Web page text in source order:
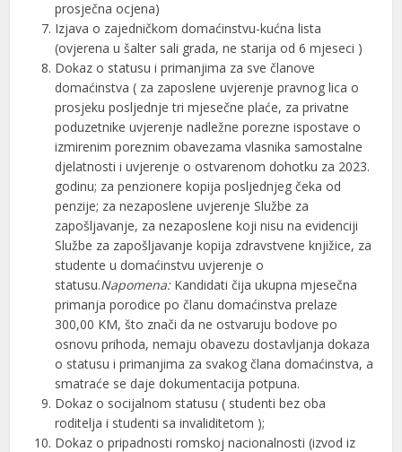
prosječna ocjena)
Izjava o zajedničkom domaćinstvu-kućna lista
(ovjerena u šalter sali grada, ne starija od 6 mjeseci )
Dokaz o statusu i primanjima za sve članove
domaćinstva ( za zaposlene uvjerenje pravnog lica o
prosjeku posljednje tri mjesečne plaće, za privatne
poduzetnike uvjerenje nadležne porezne ispostave o
izmirenim poreznim obavezama vlasnika samostalne
djelatnosti i uvjerenje o ostvarenom dohotku za 2023.
godinu; za penzionere kopija posljednjeg čeka od
penzije; za nezaposlene uvjerenje Službe za
zapošljavanje, za nezaposlene koji nisu na evidenciji
Službe za zapošljavanje kopija zdravstvene knjižice, za
studente u domaćinstvu uvjerenje o
statusu.Napomena:Kandidati čija ukupna mjesečna
primanja porodice po članu domaćinstva prelaze
300,00 KM, što znači da ne ostvaruju bodove po
osnovu prihoda, nemaju obavezu dostavljanja dokaza
o statusu i primanjima za svakog člana domaćinstva, a
smatraće se daje dokumentacija potpuna.
Dokaz o socijalnom statusu ( studenti bez oba
roditelja i studenti sa invaliditetom );
Dokaz o pripadnosti romskoj nacionalnosti (izvod iz